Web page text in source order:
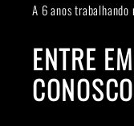
A 6 anos
ENTRE
CONOSCO